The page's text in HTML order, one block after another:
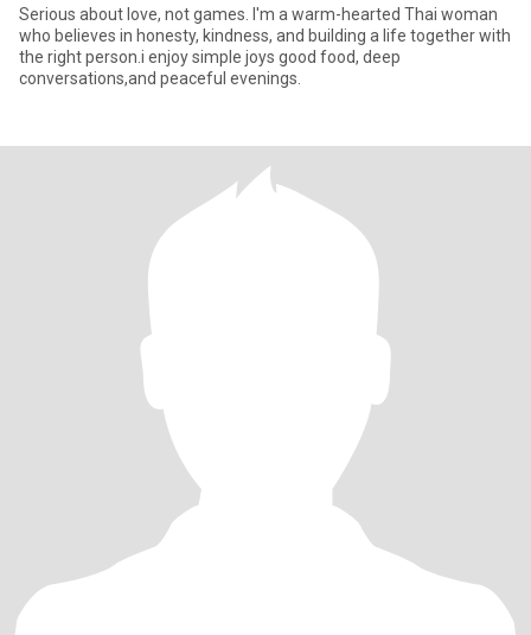
Serious about love, not games. I'm a warm-hearted Thai woman
who believes in honesty, kindness, and building a life together with
the right person.i enjoy simple joys good food, deep
conversations,and peaceful evenings.